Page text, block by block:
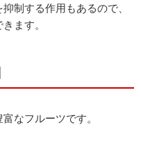
制する作用もあるので、
ます。
なフルーツです。